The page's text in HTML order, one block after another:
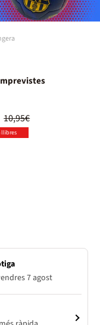
10,95€
llibres
7 agost